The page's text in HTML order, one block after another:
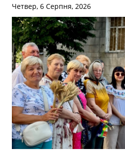
Четвер, 6 Серпня, 2026